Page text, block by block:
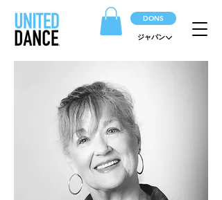
DONS
ジャパン